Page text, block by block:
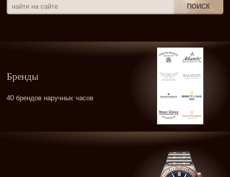
Бренды
40 брендов наручных часов